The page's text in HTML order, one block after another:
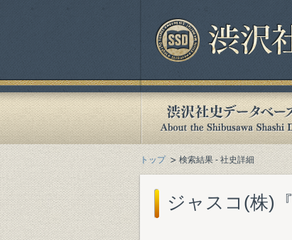
トップ 検索結果 - 社史詳細
ジャスコ(株)